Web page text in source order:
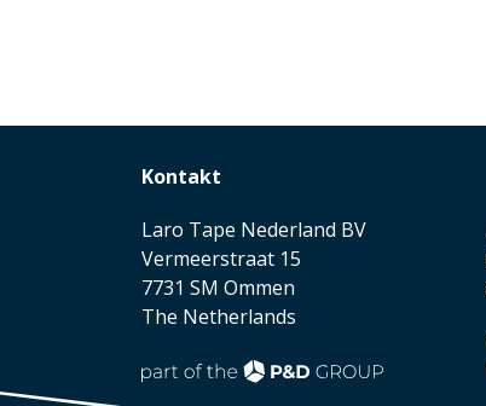
Kontakt
Laro Tape Nederland BV
Vermeerstraat 15
7731 SM Ommen
The Netherlands